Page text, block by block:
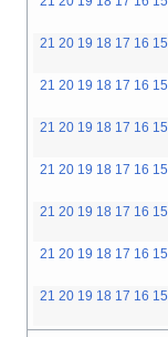
15
16
17
18
19
20
21
15
16
17
18
19
20
21
15
16
17
18
19
20
21
15
16
17
18
19
20
21
15
16
17
18
19
20
21
15
16
17
18
19
20
21
15
16
17
18
19
20
21